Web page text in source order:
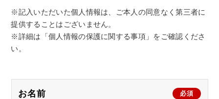
※記入いただいた個人情報は、ご本人の同意なく第三者に
提供することはございません。
※詳細は「個人情報の保護に関する事項」をご確認くださ
い。
必須
お名前